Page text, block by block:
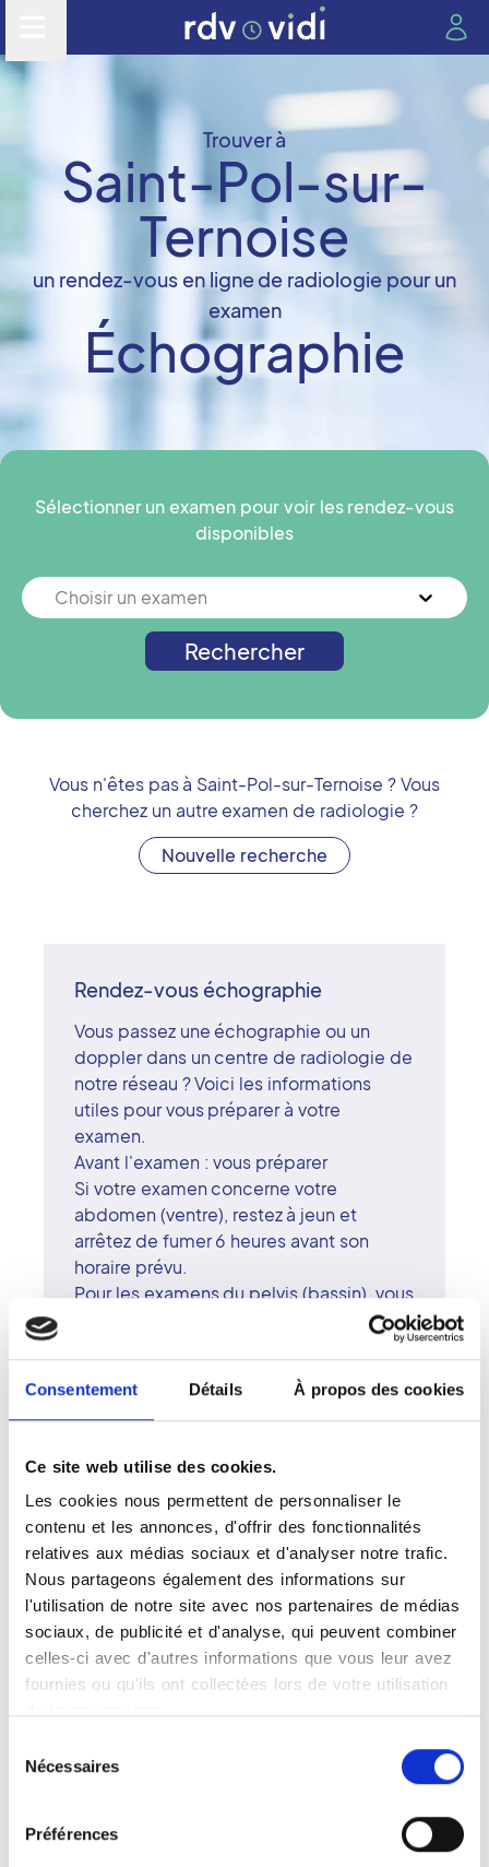
Consentement Détails À propos des cookies
Ce site web utilise des cookies.
Les cookies nous permettent de personnaliser le
contenu et les annonces, d'offrir des fonctionnalités
relatives aux médias sociaux et d'analyser notre trafic.
Nous partageons également des informations sur
l'utilisation de notre site avec nos partenaires de médias
sociaux, de publicité et d'analyse, qui peuvent combiner
celles-ci avec d'autres informations que vous leur avez
fournies ou qu'ils ont collectées lors de votre utilisation
Nécessaires
Préférences
Trouver à
Saint-Pol-sur-
Ternoise
un rendez-vous en ligne de radiologie pour un
examen
Échographie
Sélectionner un examen pour voir les rendez-vous
disponibles
Choisir un examen
Rechercher
Vous n'êtes pas à Saint-Pol-sur-Ternoise ? Vous
cherchez un autre examen de radiologie ?
Nouvelle recherche
Rendez-vous échographie
Vous passez une échographie ou un
doppler dans un centre de radiologie de
notre réseau ? Voici les informations
utiles pour vous préparer à votre
examen.
Avant l'examen : vous préparer
Si votre examen concerne votre
abdomen (ventre), restez à jeun et
arrêtez de fumer 6 heures avant son
horaire prévu.
Pour les examens du pelvis (bassin), vous
l'examen ;
- ou retenez vous d'uriner deux heures
En revanche, vous pouvez prendre vos
médicaments habituels.
Se préparer pour une échographie
ou un doppler
En cas de ponction sous contrôle
échographique, lorsque vous prenez
- précisez si vous souffrez de risque
- précisez si vous suivez un traitement